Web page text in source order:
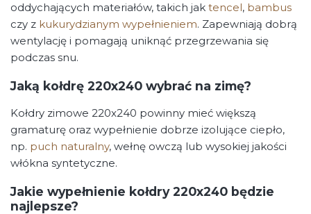
oddychających materiałów, takich jak tencel, bambus
czy z kukurydzianym wypełnieniem. Zapewniają dobrą
wentylację i pomagają uniknąć przegrzewania się
podczas snu.
Jaką kołdrę 220x240 wybrać na zimę?
Kołdry zimowe 220x240 powinny mieć większą
gramaturę oraz wypełnienie dobrze izolujące ciepło,
np. puch naturalny, wełnę owczą lub wysokiej jakości
włókna syntetyczne.
Jakie wypełnienie kołdry 220x240 będzie
najlepsze?